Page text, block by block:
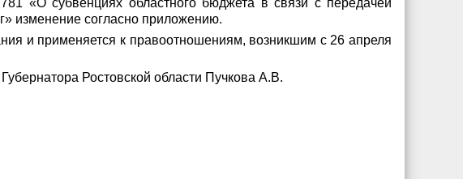
«О субвенциях областного бюджета в связи с передачей
изменение согласно приложению.
и применяется к правоотношениям, возникшим с 26 апреля
Ростовской области Пучкова А.В.